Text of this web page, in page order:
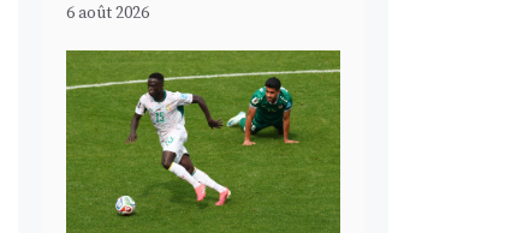
6 août 2026